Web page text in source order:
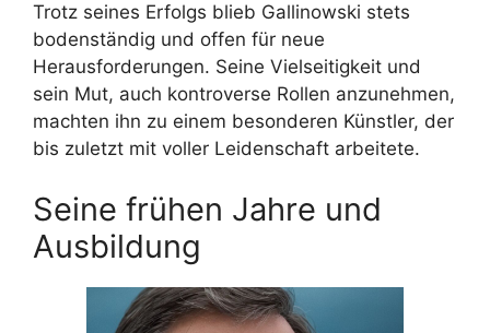
Trotz seines Erfolgs blieb Gallinowski stets
bodenständig und offen für neue
Herausforderungen. Seine Vielseitigkeit und
sein Mut, auch kontroverse Rollen anzunehmen,
machten ihn zu einem besonderen Künstler, der
bis zuletzt mit voller Leidenschaft arbeitete.
Seine frühen Jahre und
Ausbildung